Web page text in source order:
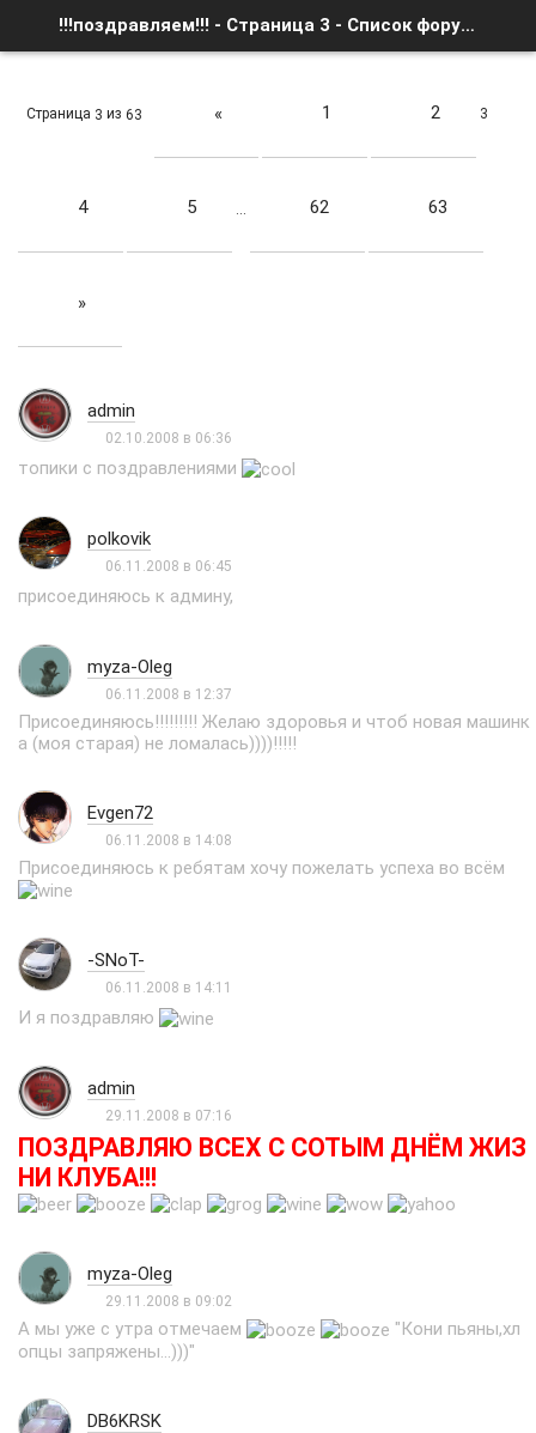
!!!поздравляем!!! - Страница 3 - Список форумов
Страница 3 из 63 « 1 2 3
4 5 … 62 63
»
admin
02.10.2008 в 06:36
топики с поздравлениями
polkovik
06.11.2008 в 06:45
присоединяюсь к админу,
myza-Oleg
06.11.2008 в 12:37
Присоединяюсь!!!!!!!!! Желаю здоровья и чтоб новая машинк
а (моя старая) не ломалась))))!!!!!
Evgen72
06.11.2008 в 14:08
Присоединяюсь к ребятам хочу пожелать успеха во всём
-SNoT-
06.11.2008 в 14:11
И я поздравляю
admin
29.11.2008 в 07:16
ПОЗДРАВЛЯЮ ВСЕХ С СОТЫМ ДНЁМ ЖИЗ
НИ КЛУБА!!!
myza-Oleg
29.11.2008 в 09:02
А мы уже с утра отмечаем
"Кони пьяны,хл
опцы запряжены...)))"
DB6KRSK